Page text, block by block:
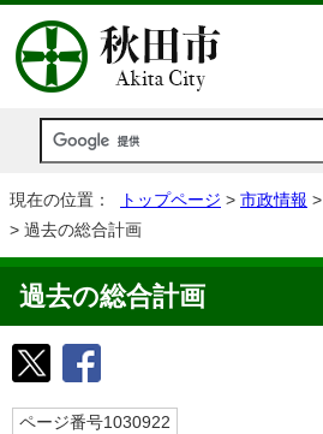
現在の位置： トップページ > 市政情報 >
> 過去の総合計画
過去の総合計画
ページ番号1030922